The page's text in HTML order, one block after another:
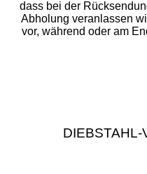
dass bei der
Abholung veranlassen
vor, während oder am
DIEBSTAHL-